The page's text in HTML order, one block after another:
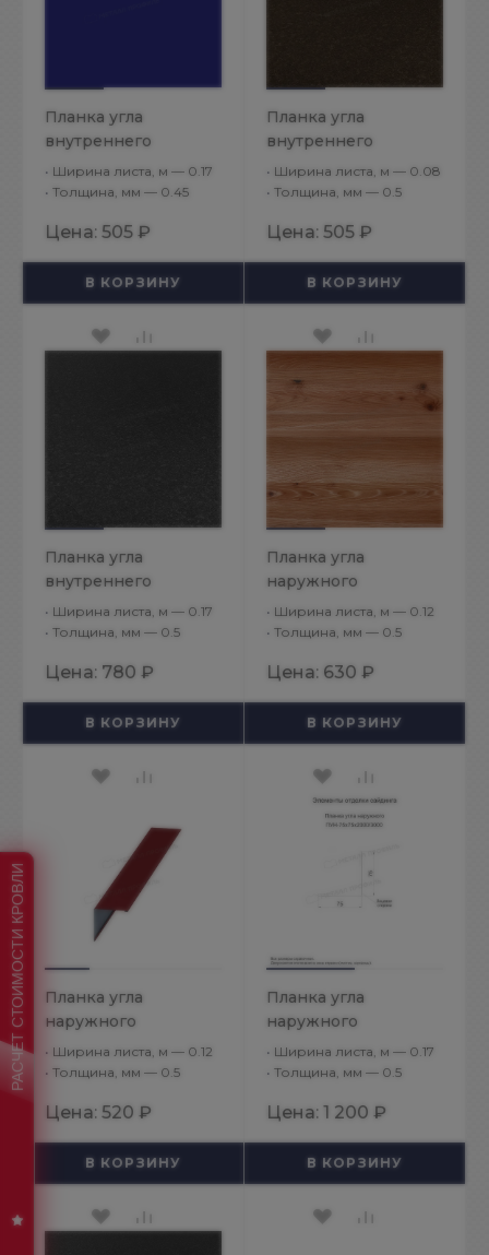
Планка угла
внутреннего
75х75х2000 (ПЭ-01-
5002-0.45)
• Ширина листа, м — 0.17
• Толщина, мм — 0.45
Цена: 505 ₽
В КОРЗИНУ
Планка угла
внутреннего
30х30х2000
(VikingMP E-20-
• Ширина листа, м — 0.08
• Толщина, мм — 0.5
Цена: 505 ₽
В КОРЗИНУ
Планка угла
внутреннего
75х75х2000
(VikingMP E-20-
• Ширина листа, м — 0.17
• Толщина, мм — 0.5
Цена: 780 ₽
В КОРЗИНУ
Планка угла
наружного
50х50х2000
(ECOSTEEL_T-01-
• Ширина листа, м — 0.12
• Толщина, мм — 0.5
Цена: 630 ₽
В КОРЗИНУ
Планка угла
наружного
50х50х2000
NormanMP (ПЭ-01-
• Ширина листа, м — 0.12
• Толщина, мм — 0.5
Цена: 520 ₽
В КОРЗИНУ
Планка угла
наружного
75х75х3000
(PURMAN-20-7024-
• Ширина листа, м — 0.17
• Толщина, мм — 0.5
Цена: 1 200 ₽
В КОРЗИНУ
РАСЧЕТ СТОИМОСТИ КРОВЛИ